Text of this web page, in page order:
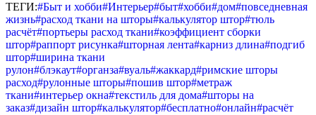
ТЕГИ:#Быт и хобби#Интерьер#быт#хобби#дом#повседневная
жизнь#расход ткани на шторы#калькулятор штор#тюль
расчёт#портьеры расход ткани#коэффициент сборки
штор#раппорт рисунка#шторная лента#карниз длина#подгиб
штор#ширина ткани
рулон#блэкаут#органза#вуаль#жаккард#римские шторы
расход#рулонные шторы#пошив штор#метраж
ткани#интерьер окна#текстиль для дома#шторы на
заказ#дизайн штор#калькулятор#бесплатно#онлайн#расчёт